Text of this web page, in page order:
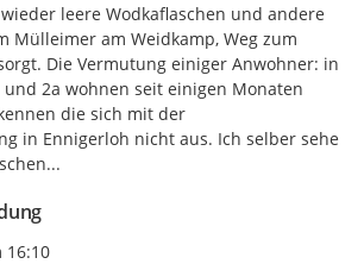
leere Wodkaflaschen und andere
Mülleimer am Weidkamp, Weg zum
Die Vermutung einiger Anwohner: in
und 2a wohnen seit einigen Monaten
die sich mit der
in Ennigerloh nicht aus. Ich selber sehe
Erstellens
16:10